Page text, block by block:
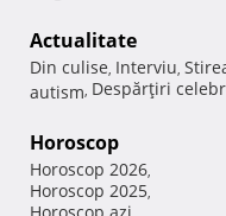
Actualitate
Din culise, Interviu,
autism, Despărţiri
Horoscop
Horoscop 2026,
Horoscop 2025,